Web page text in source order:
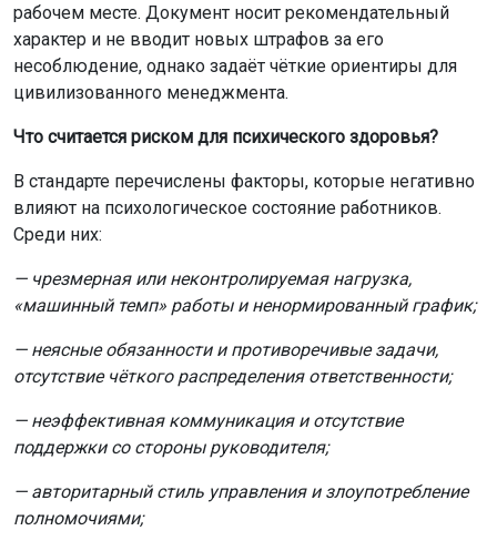
рабочем месте. Документ носит рекомендательный
характер и не вводит новых штрафов за его
несоблюдение, однако задаёт чёткие ориентиры для
цивилизованного менеджмента.
Что считается риском для психического здоровья?
В стандарте перечислены факторы, которые негативно
влияют на психологическое состояние работников.
Среди них:
— чрезмерная или неконтролируемая нагрузка,
«машинный темп» работы и ненормированный график;
— неясные обязанности и противоречивые задачи,
отсутствие чёткого распределения ответственности;
— неэффективная коммуникация и отсутствие
поддержки со стороны руководителя;
— авторитарный стиль управления и злоупотребление
полномочиями;